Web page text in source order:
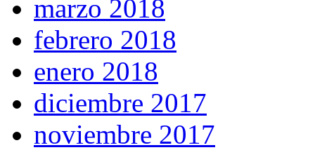
marzo 2018
febrero 2018
enero 2018
diciembre 2017
noviembre 2017